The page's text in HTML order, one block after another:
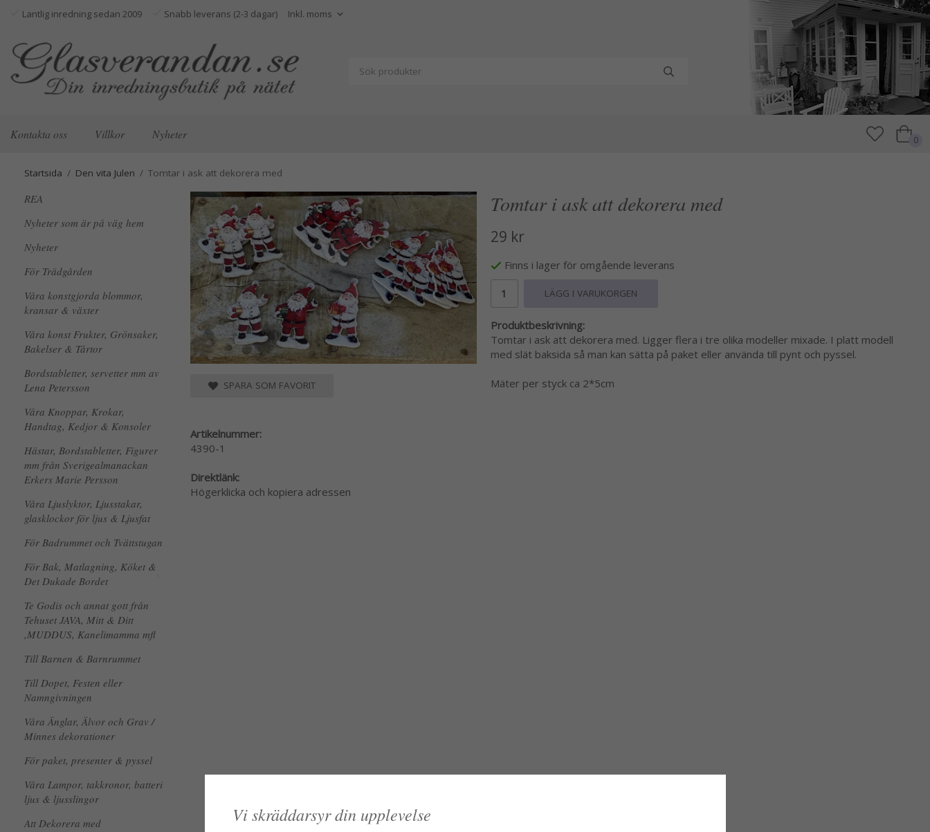
Lantlig inredning sedan 2009 Snabb leverans (2-3 dagar)
Kontakta oss Villkor Nyheter 0
Startsida / Den vita Julen / Tomtar i ask att dekorera med
REA
Nyheter som är på väg hem
Nyheter
För Trädgården
Våra konstgjorda blommor,
kransar & växter
Våra konst Frukter, Grönsaker,
Bakelser & Tårtor
Bordstabletter, servetter mm av
Lena Petersson
Våra Knoppar, Krokar,
Handtag, Kedjor & Konsoler
Hästar, Bordstabletter, Figurer
mm från Sverigealmanackan
Erkers Marie Persson
Våra Ljuslyktor, Ljusstakar,
glasklockor för ljus & Ljusfat
För Badrummet och Tvättstugan
För Bak, Matlagning, Köket &
Det Dukade Bordet
Te Godis och annat gott från
Tehuset JAVA, Mitt & Ditt
,MUDDUS, Kanelimamma mfl
Till Barnen & Barnrummet
Till Dopet, Festen eller
Namngivningen
Våra Änglar, Älvor och Grav /
Minnes dekorationer
För paket, presenter & pyssel
Våra Lampor, takkronor, batteri
ljus & ljusslingor
Att Dekorera med
Tomtar i ask att dekorera med
29 kr
Finns i lager för omgående leverans
LÄGG I VARUKORGEN
Produktbeskrivning:
Tomtar i ask att dekorera med. Ligger flera i tre olika modeller mixade. I platt modell
med slät baksida så man kan sätta på paket eller använda till pynt och pyssel.
Mäter per styck ca 2*5cm
SPARA SOM FAVORIT
Artikelnummer:
4390-1
Direktlänk:
Högerklicka och kopiera adressen
Vi skräddarsyr din upplevelse